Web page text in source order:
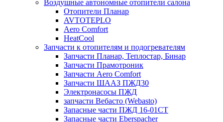
Воздушные автономные отопители салона
Отопители Планар
AVTOTEPLO
Aero Comfort
HeatCool
Запчасти к отопителям и подогревателям
Запчасти Планар, Теплостар, Бинар
Запчасти Прамотроник
Запчасти Aero Comfort
Запчасти ШААЗ ПЖД30
Электронасосы ПЖД
запчасти Вебасто (Webasto)
Запасные части ПЖД 16-01СТ
Запасные части Eberspacher